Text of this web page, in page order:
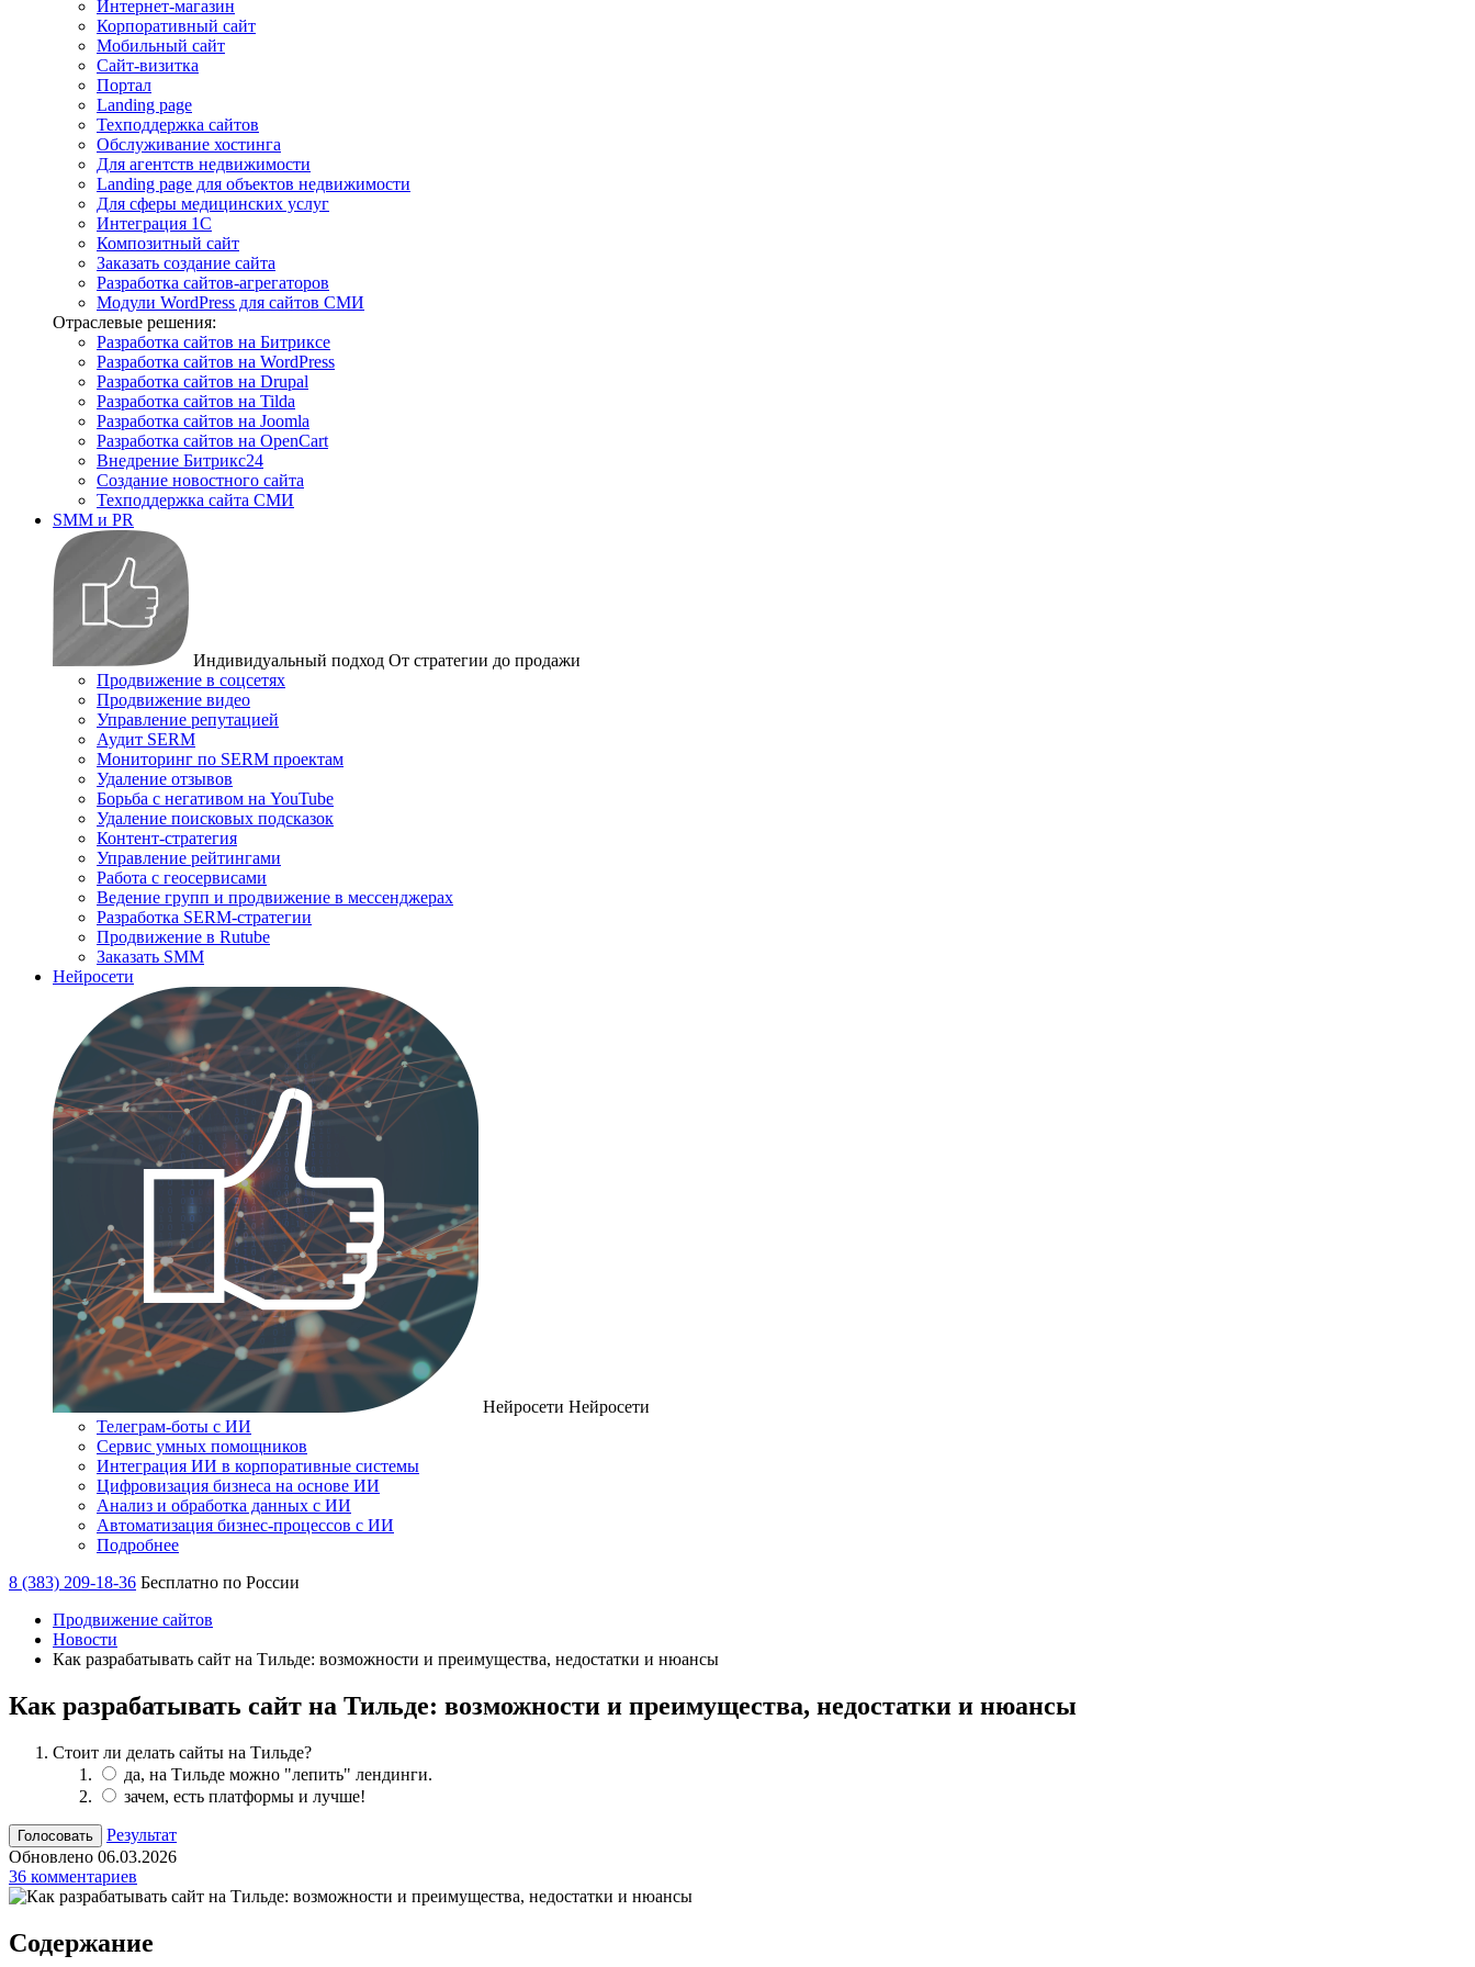
Интернет-магазин
Корпоративный сайт
Мобильный сайт
Сайт-визитка
Портал
Landing page
Техподдержка сайтов
Обслуживание хостинга
Для агентств недвижимости
Landing page для объектов недвижимости
Для сферы медицинских услуг
Интеграция 1С
Композитный сайт
Заказать создание сайта
Разработка сайтов-агрегаторов
Модули WordPress для сайтов СМИ
Отраслевые решения:
Разработка сайтов на Битриксе
Разработка сайтов на WordPress
Разработка сайтов на Drupal
Разработка сайтов на Tilda
Разработка сайтов на Joomla
Разработка сайтов на OpenCart
Внедрение Битрикс24
Создание новостного сайта
Техподдержка сайта СМИ
SMM и PR
Индивидуальный подход От стратегии до продажи
Продвижение в соцсетях
Продвижение видео
Управление репутацией
Аудит SERM
Мониторинг по SERM проектам
Удаление отзывов
Борьба с негативом на YouTube
Удаление поисковых подсказок
Контент-стратегия
Управление рейтингами
Работа с геосервисами
Ведение групп и продвижение в мессенджерах
Разработка SERM-стратегии
Продвижение в Rutube
Заказать SMM
Нейросети
Нейросети Нейросети
Телеграм-боты с ИИ
Сервис умных помощников
Интеграция ИИ в корпоративные системы
Цифровизация бизнеса на основе ИИ
Анализ и обработка данных с ИИ
Автоматизация бизнес-процессов с ИИ
Подробнее
8 (383) 209-18-36 Бесплатно по России
Продвижение сайтов
Новости
Как разрабатывать сайт на Тильде: возможности и преимущества, недостатки и нюансы
Как разрабатывать сайт на Тильде: возможности и преимущества, недостатки и нюансы
Стоит ли делать сайты на Тильде?
да, на Тильде можно "лепить" лендинги.
зачем, есть платформы и лучше!
Результат
Обновлено 06.03.2026
36 комментариев
Содержание